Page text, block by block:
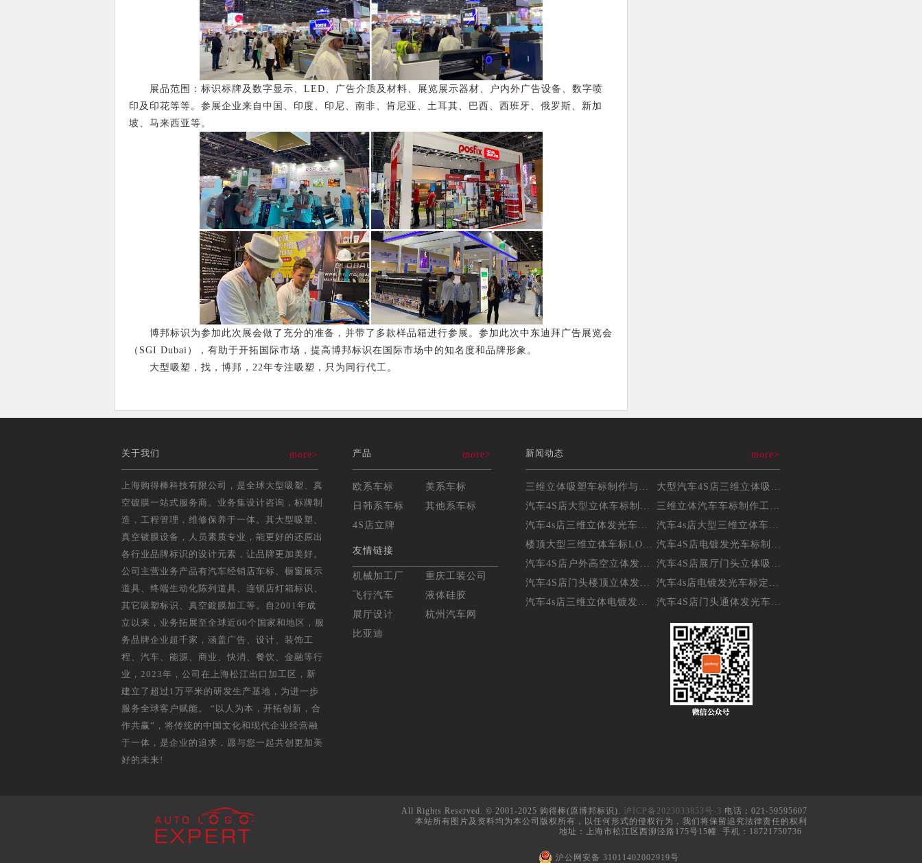
展品范围：标识标牌及数字显示、LED、广告介质及材料、展览展示器材、户内外广告设备、数字喷
印及印花等等。参展企业来自中国、印度、印尼、南非、肯尼亚、土耳其、巴西、西班牙、俄罗斯、新加
坡、马来西亚等。
博邦标识为参加此次展会做了充分的准备，并带了多款样品箱进行参展。参加此次中东迪拜广告展览会
（SGI Dubai），有助于开拓国际市场，提高博邦标识在国际市场中的知名度和品牌形象。
大型吸塑，找，博邦，22年专注吸塑，只为同行代工。
关于我们 more>
上海购得棒科技有限公司，是全球大型吸塑、真
空镀膜一站式服务商。业务集设计咨询，标牌制
造，工程管理，维修保养于一体。其大型吸塑、
真空镀膜设备，人员素质专业，能更好的还原出
各行业品牌标识的设计元素，让品牌更加美好。
公司主营业务产品有汽车经销店车标、橱窗展示
道具、终端生动化陈列道具、连锁店灯箱标识、
其它吸塑标识、真空鍍膜加工等。自2001年成
立以来，业务拓展至全球近60个国家和地区，服
务品牌企业超千家，涵盖广告、设计、装饰工
程、汽车、能源、商业、快消、餐饮、金融等行
业，2023年，公司在上海松江出口加工区，新
建立了超过1万平米的研发生产基地，为进一步
服务全球客户赋能。 “以人为本，开拓创新，合
作共赢”，将传统的中国文化和现代企业经营融
于一体，是企业的追求，愿与您一起共创更加美
好的未来!
产品 more>
欧系车标
美系车标
日韩系车标
其他系车标
4S店立牌
友情链接
机械加工厂
重庆工装公司
飞行汽车
液体硅胶
展厅设计
杭州汽车网
比亚迪
新闻动态 more>
大型汽车4S店三维立体吸...
汽车4S店大型立体车标制...
汽车4s店三维立体发光车...
汽车4s店大型三维立体车...
楼顶大型三维立体车标LO...
汽车4S店电镀发光车标制...
汽车4S店户外高空立体发...
汽车4S店展厅门头立体吸...
汽车4S店门头楼顶立体发...
汽车4s店电镀发光车标定...
汽车4s店三维立体电镀发...
汽车4S店门头通体发光车...
All Rights Reserved. © 2001-2025 购得棒(原博邦标识). 沪ICP备2023033853号-3 电话：021-59595607
本站所有图片及资料均为本公司版权所有，以任何形式的侵权行为，我们将保留追究法律责任的权利
地址：上海市松江区西泖泾路175号15幢 手机：18721750736
沪公网安备 31011402002919号